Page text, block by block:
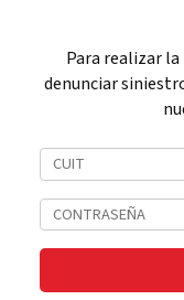
Para realizar
denunciar